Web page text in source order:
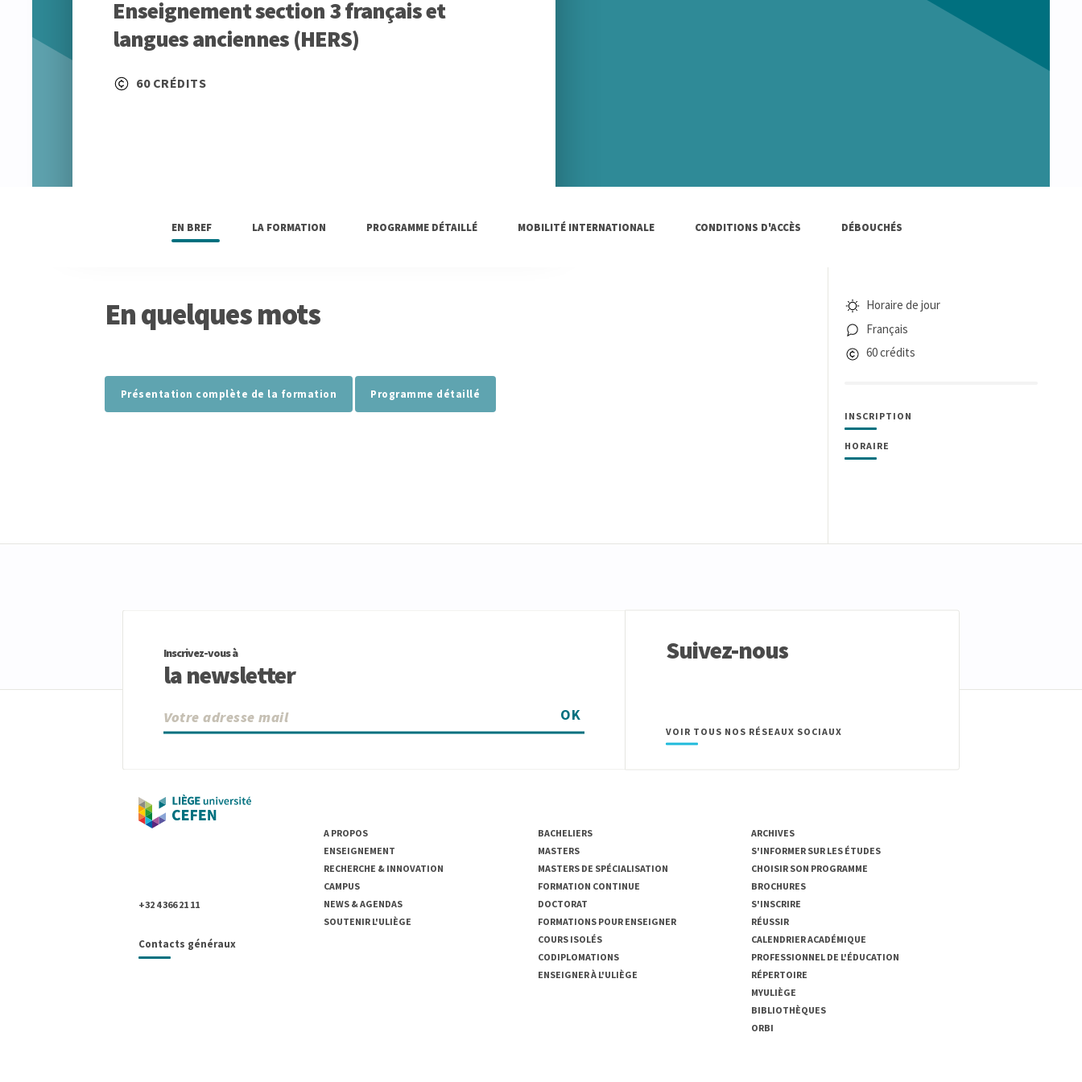
Enseignement section 3 français et
langues anciennes (HERS)
60 CRÉDITS
EN BREF LA FORMATION PROGRAMME DÉTAILLÉ MOBILITÉ INTERNATIONALE CONDITIONS D'ACCÈS DÉBOUCHÉS
En quelques mots
Présentation complète de la formation Programme détaillé
Horaire de jour
Français
60 crédits
INSCRIPTION
HORAIRE
Inscrivez-vous à
la newsletter
OK
Suivez-nous
VOIR TOUS NOS RÉSEAUX SOCIAUX
+32 4 366 21 11
Contacts généraux
A PROPOS
ENSEIGNEMENT
RECHERCHE & INNOVATION
CAMPUS
NEWS & AGENDAS
SOUTENIR L'ULIÈGE
BACHELIERS
MASTERS
MASTERS DE SPÉCIALISATION
FORMATION CONTINUE
DOCTORAT
FORMATIONS POUR ENSEIGNER
COURS ISOLÉS
CODIPLOMATIONS
ENSEIGNER À L'ULIÈGE
ARCHIVES
S'INFORMER SUR LES ÉTUDES
CHOISIR SON PROGRAMME
BROCHURES
S'INSCRIRE
RÉUSSIR
CALENDRIER ACADÉMIQUE
PROFESSIONNEL DE L'ÉDUCATION
RÉPERTOIRE
MYULIÈGE
BIBLIOTHÈQUES
ORBI